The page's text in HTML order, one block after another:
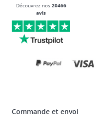
Découvrez nos 20466
avis
Commande et envoi